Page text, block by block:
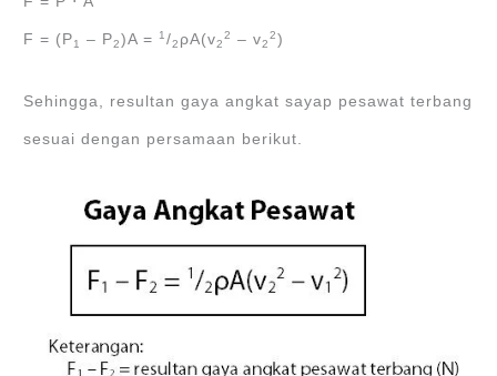
F = (P1 – P2)A = 1/2 ρA(v2
2 – v2
2)
Sehingga, resultan gaya angkat sayap pesawat terbang
sesuai dengan persamaan berikut.